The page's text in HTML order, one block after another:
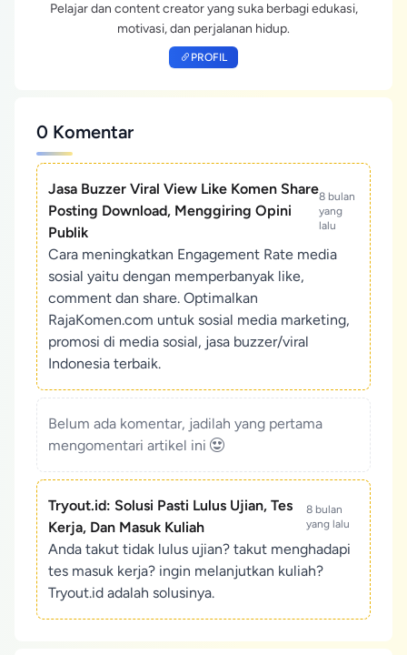
Pelajar dan content creator yang suka berbagi edukasi,
motivasi, dan perjalanan hidup.
PROFIL
0 Komentar
Jasa Buzzer Viral View Like Komen Share
Posting Download, Menggiring Opini
Publik
8 bulan
yang
lalu
Cara meningkatkan Engagement Rate media
sosial yaitu dengan memperbanyak like,
comment dan share. Optimalkan
RajaKomen.com untuk sosial media marketing,
promosi di media sosial, jasa buzzer/viral
Indonesia terbaik.
Belum ada komentar, jadilah yang pertama
mengomentari artikel ini
Tryout.id: Solusi Pasti Lulus Ujian, Tes
Kerja, Dan Masuk Kuliah
8 bulan
yang lalu
Anda takut tidak lulus ujian? takut menghadapi
tes masuk kerja? ingin melanjutkan kuliah?
Tryout.id adalah solusinya.